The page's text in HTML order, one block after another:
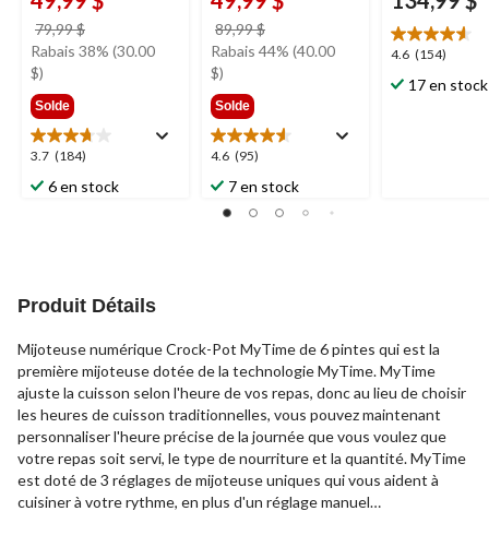
79,99 $
était
Rabais 38% (30.00
$)
Solde
3.7 (184)
3.7
étoile(s)
sur
6 en stock
89,99 $
était
Rabais 44% (40.00
$)
Solde
4.6 (95)
4.6
étoile(s)
sur
5.
7 en stock
4.6 (154)
4.6
étoile(s)
sur
17 en stock
Produit Détails
Mijoteuse numérique Crock-Pot MyTime de 6 pintes qui est la
première mijoteuse dotée de la technologie MyTime. MyTime
ajuste la cuisson selon l'heure de vos repas, donc au lieu de choisir
les heures de cuisson traditionnelles, vous pouvez maintenant
personnaliser l'heure précise de la journée que vous voulez que
votre repas soit servi, le type de nourriture et la quantité. MyTime
est doté de 3 réglages de mijoteuse uniques qui vous aident à
cuisiner à votre rythme, en plus d'un réglage manuel